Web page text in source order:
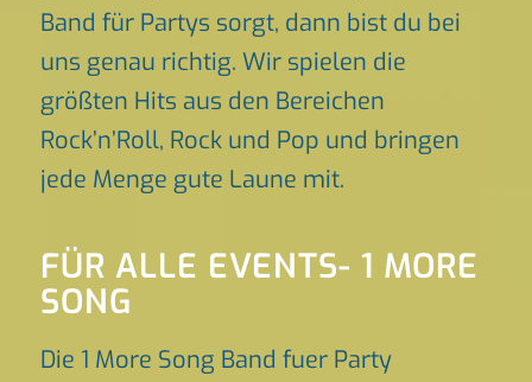
Band für Partys sorgt, dann bist du bei
uns genau richtig. Wir spielen die
größten Hits aus den Bereichen
Rock’n’Roll, Rock und Pop und bringen
jede Menge gute Laune mit.
FÜR ALLE EVENTS- 1 MORE
SONG
Die 1 More Song Band fuer Party